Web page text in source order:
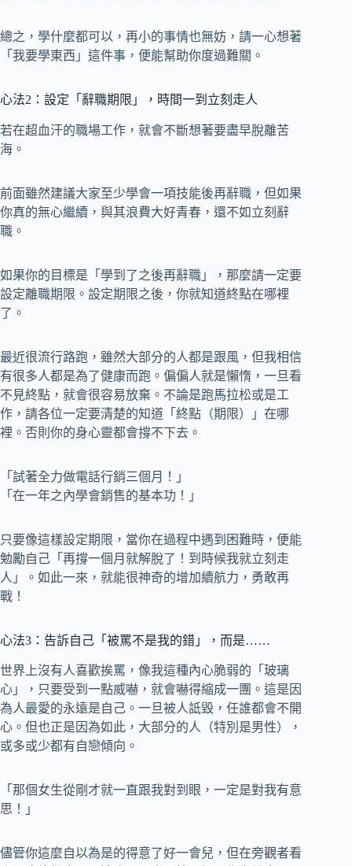
總之，學什麼都可以，再小的事情也無妨，請一心想著
「我要學東西」這件事，便能幫助你度過難關。
心法2：設定「辭職期限」，時間一到立刻走人
若在超血汗的職場工作，就會不斷想著要盡早脫離苦
海。
前面雖然建議大家至少學會一項技能後再辭職，但如果
你真的無心繼續，與其浪費大好青春，還不如立刻辭
職。
如果你的目標是「學到了之後再辭職」，那麼請一定要
設定離職期限。設定期限之後，你就知道終點在哪裡
了。
最近很流行路跑，雖然大部分的人都是跟風，但我相信
有很多人都是為了健康而跑。偏偏人就是懶惰，一旦看
不見終點，就會很容易放棄。不論是跑馬拉松或是工
作，請各位一定要清楚的知道「終點（期限）」在哪
裡。否則你的身心靈都會撐不下去。
「試著全力做電話行銷三個月！」
「在一年之內學會銷售的基本功！」
只要像這樣設定期限，當你在過程中遇到困難時，便能
勉勵自己「再撐一個月就解脫了！到時候我就立刻走
人」。如此一來，就能很神奇的增加續航力，勇敢再
戰！
心法3：告訴自己「被罵不是我的錯」，而是……
世界上沒有人喜歡挨罵，像我這種內心脆弱的「玻璃
心」，只要受到一點威嚇，就會嚇得縮成一團。這是因
為人最愛的永遠是自己。一旦被人詆毀，任誰都會不開
心。但也正是因為如此，大部分的人（特別是男性），
或多或少都有自戀傾向。
「那個女生從剛才就一直跟我對到眼，一定是對我有意
思！」
儘管你這麼自以為是的得意了好一會兒，但在旁觀者看